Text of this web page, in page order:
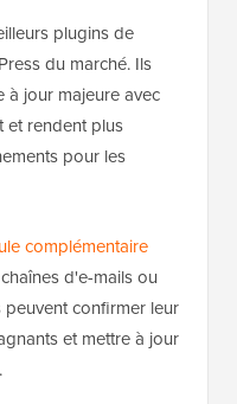
plugins de
du marché. Ils
à jour majeure avec
et rendent plus
pour les
complémentaire
d'e-mails ou
peuvent confirmer leur
et mettre à jour